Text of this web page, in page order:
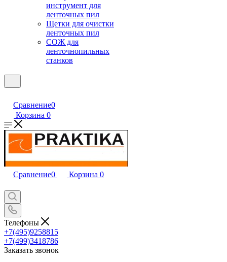
инструмент для
ленточных пил
Щетки для очистки
ленточных пил
СОЖ для
ленточнопильных
станков
Сравнение0
Корзина 0
Сравнение0 Корзина 0
Телефоны
+7(495)9258815
+7(499)3418786
Заказать звонок